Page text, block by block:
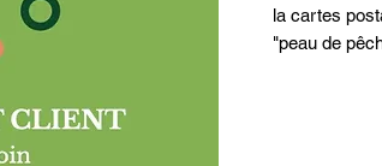
la cartes
"peau de